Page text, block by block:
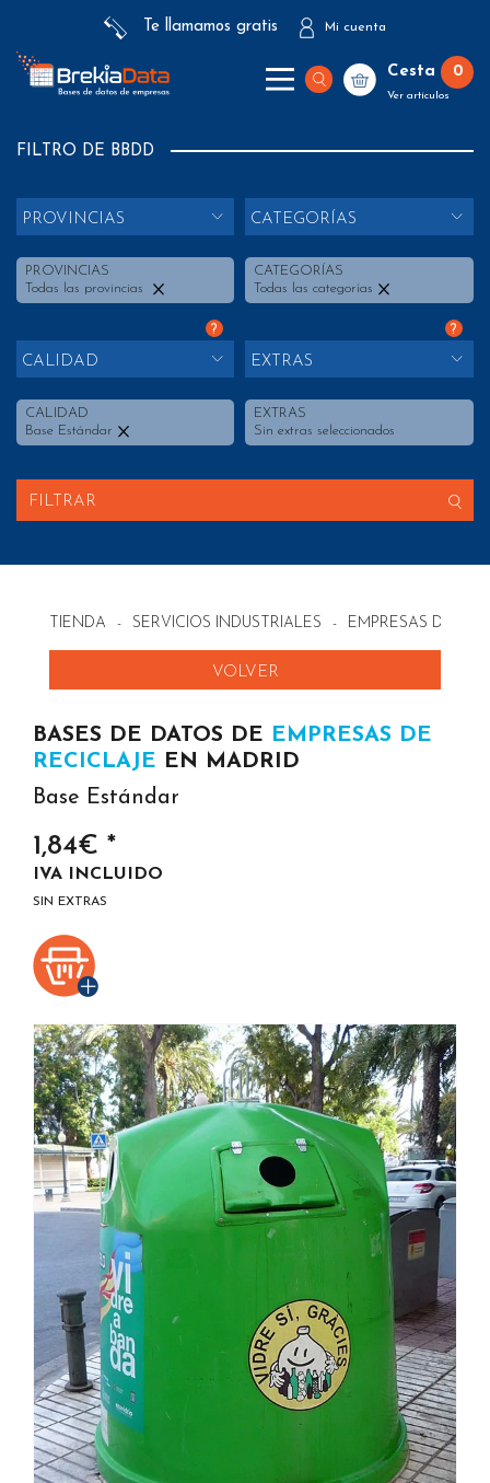
Te llamamos gratis Mi cuenta
Cesta 0
Ver artículos
FILTRO DE BBDD
PROVINCIAS
PROVINCIAS
Todas las provincias
CATEGORÍAS
CATEGORÍAS
Todas las categorías
?
CALIDAD
CALIDAD
Base Estándar
?
EXTRAS
EXTRAS
Sin extras seleccionados
FILTRAR
TIENDA - SERVICIOS INDUSTRIALES - EMPRESAS DE
VOLVER
BASES DE DATOS DE EMPRESAS DE
RECICLAJE EN MADRID
Base Estándar
1,84€ *
IVA INCLUIDO
SIN EXTRAS